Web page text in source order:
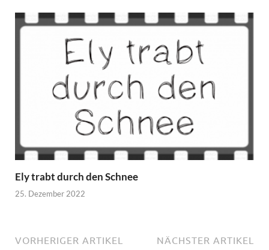
Ely trabt durch den Schnee
25. Dezember 2022
VORHERIGER ARTIKEL NÄCHSTER ARTIKEL